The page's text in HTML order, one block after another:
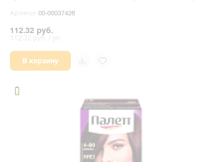
Артикул 00-00037428
112.32 руб.
В корзину